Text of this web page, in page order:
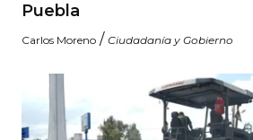
Puebla
Carlos Moreno / Ciudadanía y Gobierno